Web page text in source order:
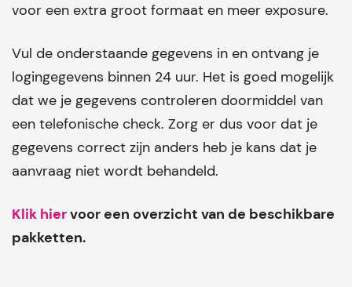
voor een extra groot formaat en meer exposure.
Vul de onderstaande gegevens in en ontvang je
logingegevens binnen 24 uur. Het is goed mogelijk
dat we je gegevens controleren doormiddel van
een telefonische check. Zorg er dus voor dat je
gegevens correct zijn anders heb je kans dat je
aanvraag niet wordt behandeld.
Klik hiervoor een overzicht van de beschikbare
pakketten.